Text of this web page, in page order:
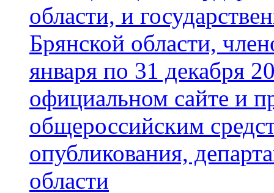
области, и
Брянской области,
января по 31 декабря
официальном сайте и
общероссийским
опубликования,
области